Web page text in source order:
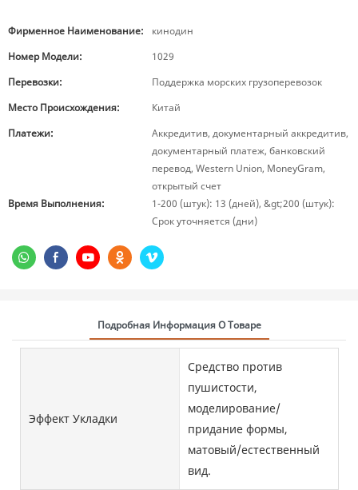
Фирменное Наименование:
кинодин
Номер Модели:
1029
Перевозки:
Поддержка морских грузоперевозок
Место Происхождения:
Китай
Платежи:
Аккредитив, документарный аккредитив,
документарный платеж, банковский
перевод, Western Union, MoneyGram,
открытый счет
Время Выполнения:
1-200 (штук): 13 (дней), &gt;200 (штук):
Срок уточняется (дни)
Подробная Информация О Товаре
Эффект Укладки
Средство против
пушистости,
моделирование/
придание формы,
матовый/естественный
вид.